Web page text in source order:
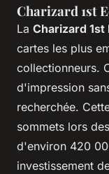
Charizard 1st
La Charizard 1st
cartes les plus
collectionneurs.
d'impression
recherchée.
sommets lors
d'environ 420
investissement